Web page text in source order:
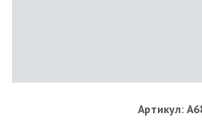
Артикул: